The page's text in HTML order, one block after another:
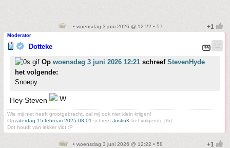
• woensdag 3 juni 2026 @ 12:22 • 57
Moderator
Dotteke
Op woensdag 3 juni 2026 12:21 schreef StevenHyde
het volgende:
Snoepy
Hey Steven
Wie mij niet heeft grootgebracht, zal mij ook niet klein krijgen!
Opzaterdag 15 februari 2025 08:01 schreef JustinK het volgende:[/b]
Dot houdt van lekker vlot :P
• woensdag 3 juni 2026 @ 12:22 • 58